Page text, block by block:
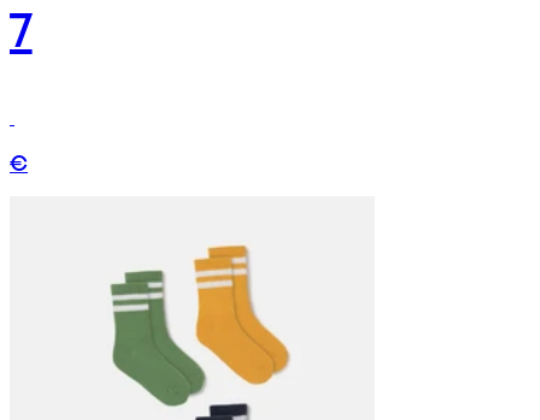
7
€